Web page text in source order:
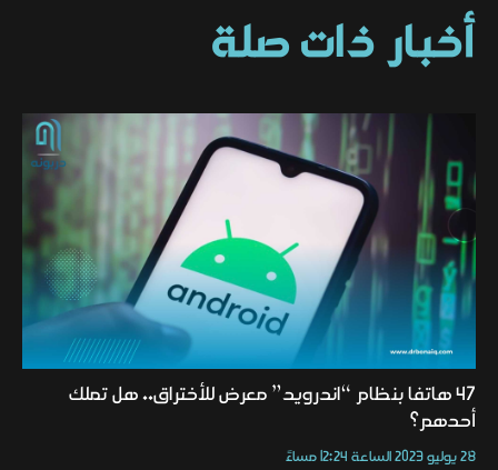
أخبار ذات صلة
47 هاتفا بنظام “اندرويد” معرض للأختراق.. هل تملك
أحدهم؟
28 يوليو 2023 الساعة 12:24 مساءً